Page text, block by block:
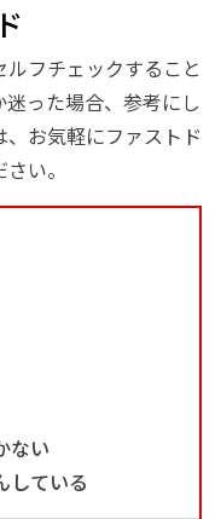
フチェックすること
った場合、参考にし
お気軽にファストド
い。
ない
している